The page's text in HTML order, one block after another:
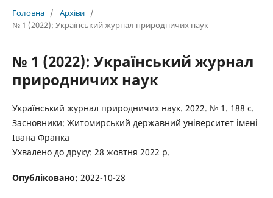
Головна / Архіви /
№ 1 (2022): Український журнал природничих наук
№ 1 (2022): Український журнал
природничих наук
Український журнал природничих наук. 2022. № 1. 188 с.
Засновники: Житомирський державний університет імені
Івана Франка
Ухвалено до друку: 28 жовтня 2022 р.
Опубліковано: 2022-10-28